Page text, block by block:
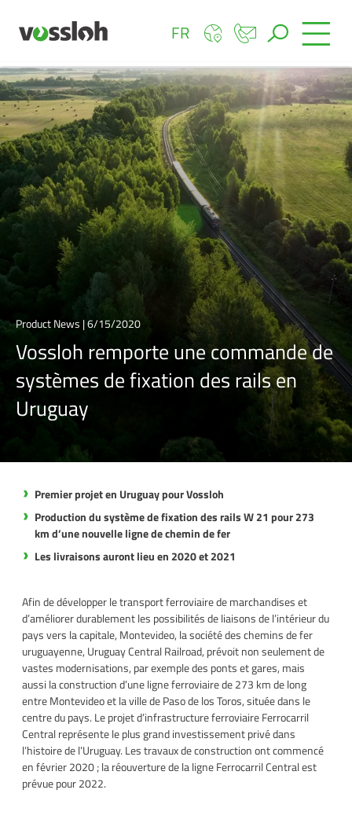
FR
Product News | 6/15/2020
Vossloh remporte une commande de
systèmes de fixation des rails en
Uruguay
Premier projet en Uruguay pour Vossloh
Production du système de fixation des rails W 21 pour 273
km d’une nouvelle ligne de chemin de fer
Les livraisons auront lieu en 2020 et 2021
Afin de développer le transport ferroviaire de marchandises et
d’améliorer durablement les possibilités de liaisons de l’intérieur du
pays vers la capitale, Montevideo, la société des chemins de fer
uruguayenne, Uruguay Central Railroad, prévoit non seulement de
vastes modernisations, par exemple des ponts et gares, mais
aussi la construction d’une ligne ferroviaire de 273 km de long
entre Montevideo et la ville de Paso de los Toros, située dans le
centre du pays. Le projet d’infrastructure ferroviaire Ferrocarril
Central représente le plus grand investissement privé dans
l’histoire de l’Uruguay. Les travaux de construction ont commencé
en février 2020 ; la réouverture de la ligne Ferrocarril Central est
prévue pour 2022.